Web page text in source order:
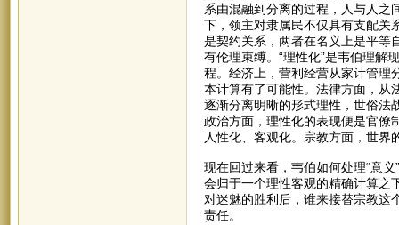
系由混融到分离的过程，人与人之
下，领主对隶属民不仅具有支配关
是契约关系，两者在名义上是平等
有伦理束缚。“理性化”是韦伯理解
程。经济上，营利经营从家计管理
本计算有了可能性。法律方面，从
逐渐分离明晰的形式理性，世俗法
政治方面，理性化的表现便是官僚
人性化、客观化。宗教方面，世界
现在回过来看，韦伯如何处理“意
会归于一个理性客观的精确计算之
对迷魅的胜利后，谁来接替宗教这
责任。